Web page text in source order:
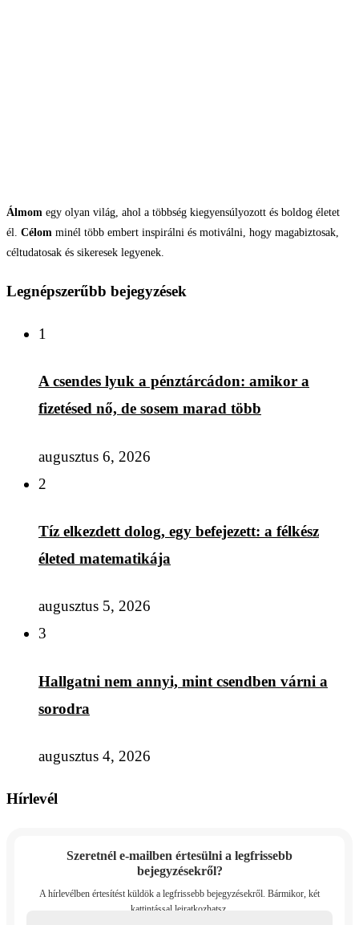
Álmom egy olyan világ, ahol a többség kiegyensúlyozott és boldog életet
él. Célom minél több embert inspirálni és motiválni, hogy magabiztosak,
céltudatosak és sikeresek legyenek.
Legnépszerűbb bejegyzések
1
A csendes lyuk a pénztárcádon: amikor a
fizetésed nő, de sosem marad több
augusztus 6, 2026
2
Tíz elkezdett dolog, egy befejezett: a félkész
életed matematikája
augusztus 5, 2026
3
Hallgatni nem annyi, mint csendben várni a
sorodra
augusztus 4, 2026
Hírlevél
Szeretnél e-mailben értesülni a legfrissebb
bejegyzésekről?